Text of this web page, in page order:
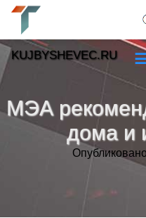
МЭА
дома и
KUJBYSHEVEC.RU ☰
»
Тренды новостей »
»